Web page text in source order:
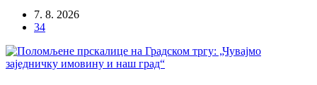
7. 8. 2026
34